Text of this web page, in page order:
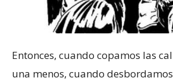
Entonces, cuando copamos las
una menos, cuando